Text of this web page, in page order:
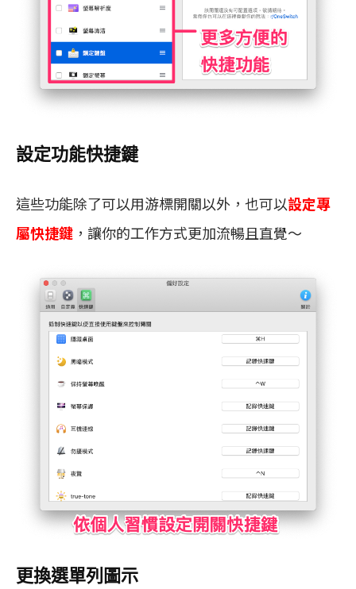
設定功能快捷鍵
這些功能除了可以用游標開關以外，也可以設定專
屬快捷鍵 ，讓你的工作方式更加流暢且直覺～
更換選單列圖示